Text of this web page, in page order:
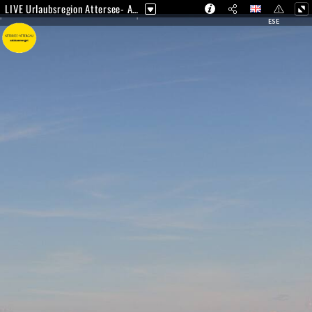
ESE
LIVE Urlaubsregion Attersee- Attergau Salzkammergut